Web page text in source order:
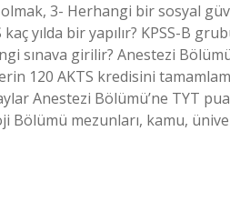
olmak, 3- Herhangi bir sosyal
yılda bir yapılır? KPSS-B
sınava girilir? Anestezi
120 AKTS kredisini
Anestezi Bölümü’ne TYT
Bölümü mezunları, kamu,